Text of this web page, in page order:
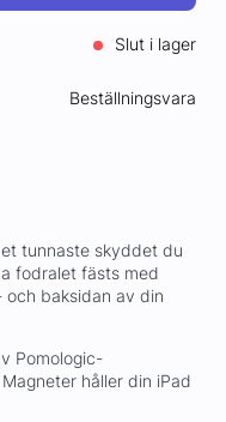
Slut i lager
Beställningsvara
tunnaste skyddet du
fodralet fästs med
baksidan av din
Pomologic-
håller din iPad